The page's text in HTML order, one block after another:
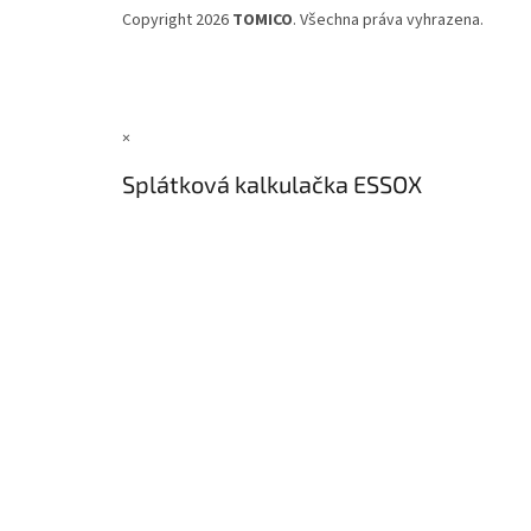
Copyright 2026 TOMICO. Všechna práva vyhrazena.
×
Splátková kalkulačka ESSOX